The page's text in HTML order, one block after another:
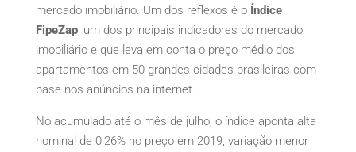
mercado imobiliário. Um dos reflexos é o Índice
FipeZap, um dos principais indicadores do mercado
imobiliário e que leva em conta o preço médio dos
apartamentos em 50 grandes cidades brasileiras com
base nos anúncios na internet.
No acumulado até o mês de julho, o índice aponta alta
nominal de 0,26% no preço em 2019, variação menor